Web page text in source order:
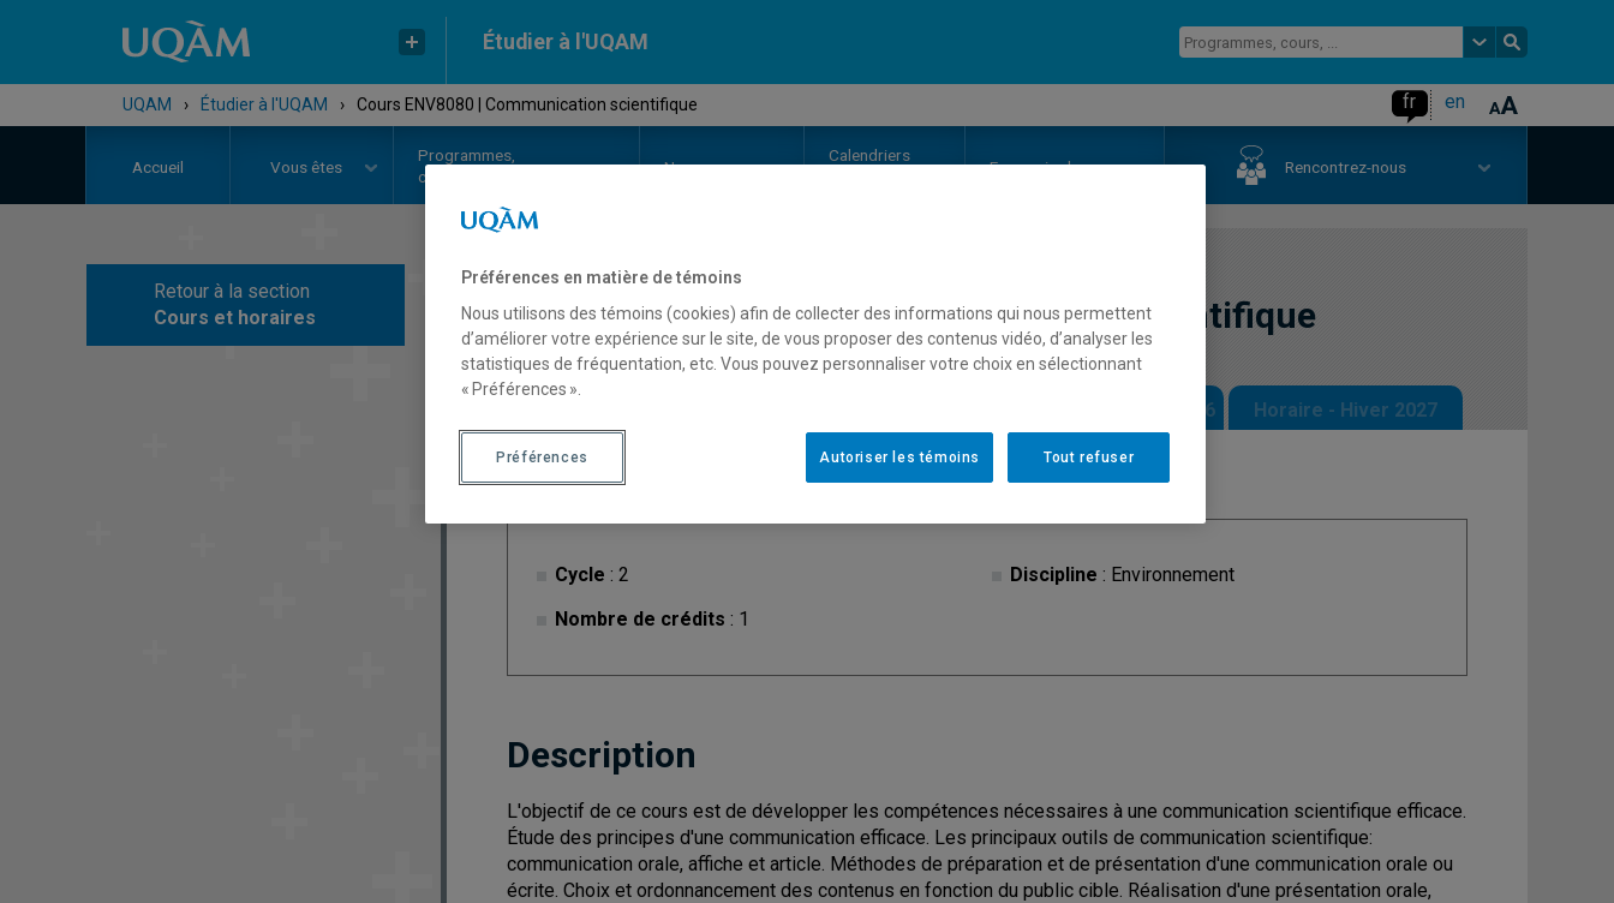
Étudier à l'UQAM
UQAM › Étudier à l'UQAM › Cours ENV8080 | Communication scientifique fr en
Accueil Vous êtes
Programmes,
cours et admission
Noscampus
Calendriers
En savoir plus Rencontrez-nous
Retour à la section
Cours et horaires
COURS// ENV8080-Communication scientifique
Horaire - Automne 2026 Horaire - Hiver 2027
Cycle : 2
Nombre de crédits : 1
Discipline : Environnement
Description
L'objectif de ce cours est de développer les compétences nécessaires à une communication scientifique efficace.
Étude des principes d'une communication efficace. Les principaux outils de communication scientifique:
communication orale, affiche et article. Méthodes de préparation et de présentation d'une communication orale ou
écrite. Choix et ordonnancement des contenus en fonction du public cible. Réalisation d'une présentation orale,
Préférences en matière de témoins
Nous utilisons des témoins (cookies) afin de collecter des informations qui nous permettent
d’améliorer votre expérience sur le site, de vous proposer des contenus vidéo, d’analyser les
statistiques de fréquentation, etc. Vous pouvez personnaliser votre choix en sélectionnant
« Préférences ».
Tout refuser
Autoriser les témoins
Préférences